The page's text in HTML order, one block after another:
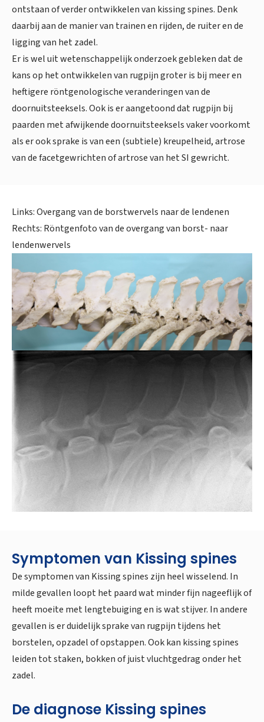
ontstaan of verder ontwikkelen van kissing spines. Denk
daarbij aan de manier van trainen en rijden, de ruiter en de
ligging van het zadel.
Er is wel uit wetenschappelijk onderzoek gebleken dat de
kans op het ontwikkelen van rugpijn groter is bij meer en
heftigere röntgenologische veranderingen van de
doornuitsteeksels. Ook is er aangetoond dat rugpijn bij
paarden met afwijkende doornuitsteeksels vaker voorkomt
als er ook sprake is van een (subtiele) kreupelheid, artrose
van de facetgewrichten of artrose van het SI gewricht.
Links: Overgang van de borstwervels naar de lendenen
Rechts: Röntgenfoto van de overgang van borst- naar
lendenwervels
Symptomen van Kissing spines
De symptomen van Kissing spines zijn heel wisselend. In
milde gevallen loopt het paard wat minder fijn nageeflijk of
heeft moeite met lengtebuiging en is wat stijver. In andere
gevallen is er duidelijk sprake van rugpijn tijdens het
borstelen, opzadel of opstappen. Ook kan kissing spines
leiden tot staken, bokken of juist vluchtgedrag onder het
zadel.
De diagnose Kissing spines